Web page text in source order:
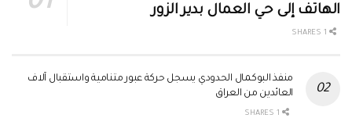
الهاتف إلى حي العمال بدير الزور
منفذ البوكمال الحدودي يسجل حركة عبور متنامية واستقبال آلاف
العائدين من العراق